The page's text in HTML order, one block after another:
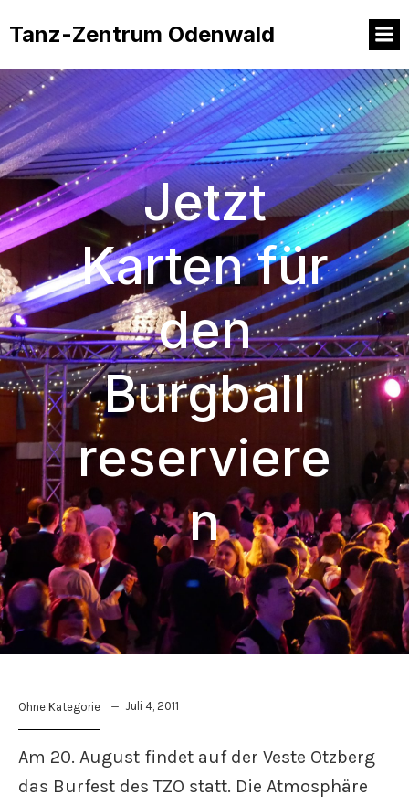
Tanz-Zentrum Odenwald
Jetzt
Karten für
den
Burgball
reserviere
n
Ohne Kategorie Juli 4, 2011
Am 20. August findet auf der Veste Otzberg
das Burfest des TZO statt. Die Atmosphäre